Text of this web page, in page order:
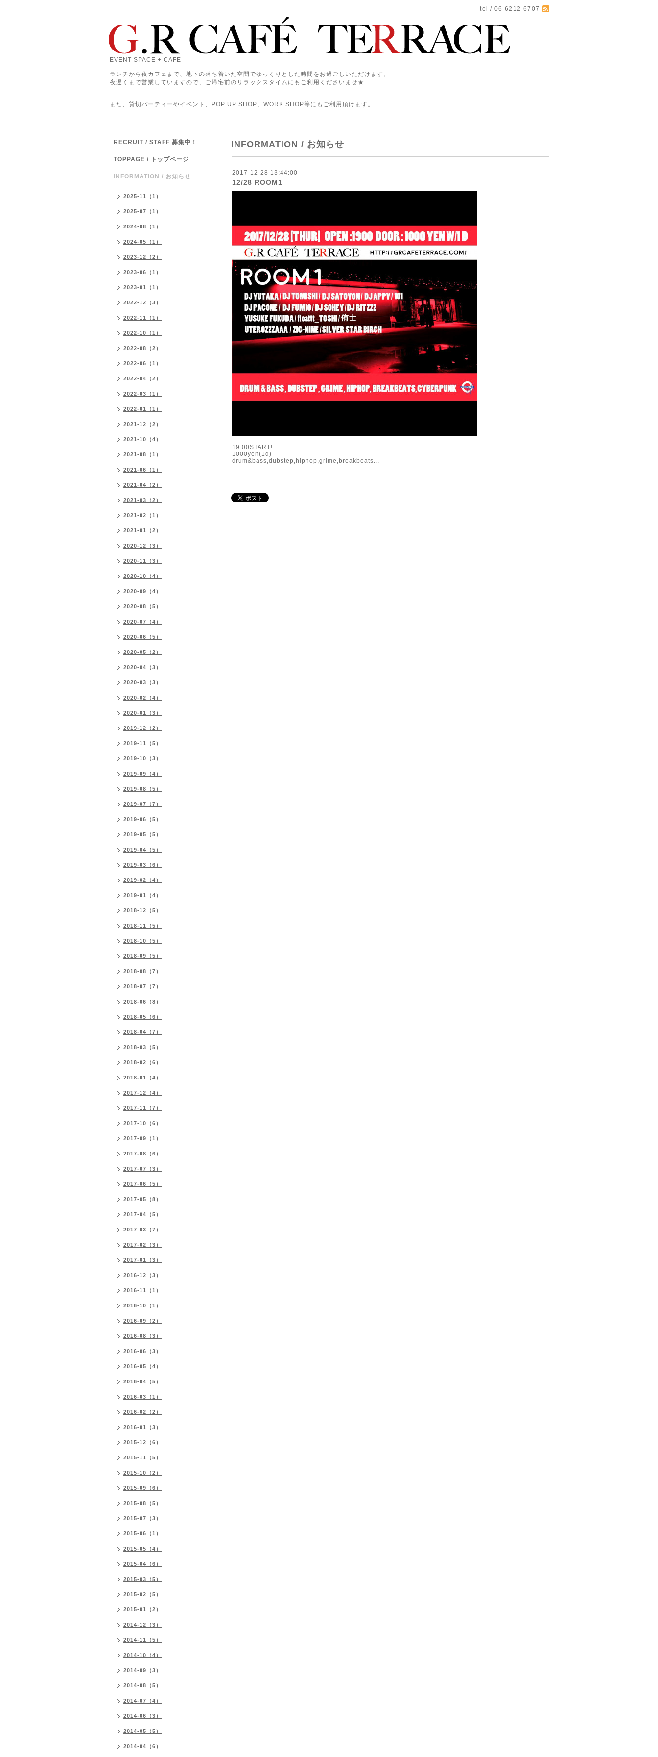
tel / 06-6212-6707
EVENT SPACE + CAFE
ランチから夜カフェまで、地下の落ち着いた空間でゆっくりとした時間をお過ごしいただけます。
夜遅くまで営業していますので、ご帰宅前のリラックスタイムにもご利用くださいませ★
また、貸切パーティーやイベント、POP UP SHOP、WORK SHOP等にもご利用頂けます。
INFORMATION / お知らせ
2017-12-28 13:44:00
12/28 ROOM1
19:00START!
1000yen(1d)
drum&bass,dubstep,hiphop,grime,breakbeats...
RECRUIT / STAFF 募集中！
TOPPAGE / トップページ
INFORMATION / お知らせ
2025-11（1）
2025-07（1）
2024-08（1）
2024-05（1）
2023-12（2）
2023-06（1）
2023-01（1）
2022-12（3）
2022-11（1）
2022-10（1）
2022-08（2）
2022-06（1）
2022-04（2）
2022-03（1）
2022-01（1）
2021-12（2）
2021-10（4）
2021-08（1）
2021-06（1）
2021-04（2）
2021-03（2）
2021-02（1）
2021-01（2）
2020-12（3）
2020-11（3）
2020-10（4）
2020-09（4）
2020-08（5）
2020-07（4）
2020-06（5）
2020-05（2）
2020-04（3）
2020-03（3）
2020-02（4）
2020-01（3）
2019-12（2）
2019-11（5）
2019-10（3）
2019-09（4）
2019-08（5）
2019-07（7）
2019-06（5）
2019-05（5）
2019-04（5）
2019-03（6）
2019-02（4）
2019-01（4）
2018-12（5）
2018-11（5）
2018-10（5）
2018-09（5）
2018-08（7）
2018-07（7）
2018-06（8）
2018-05（6）
2018-04（7）
2018-03（5）
2018-02（6）
2018-01（4）
2017-12（4）
2017-11（7）
2017-10（6）
2017-09（1）
2017-08（6）
2017-07（3）
2017-06（5）
2017-05（8）
2017-04（5）
2017-03（7）
2017-02（3）
2017-01（3）
2016-12（3）
2016-11（1）
2016-10（1）
2016-09（2）
2016-08（3）
2016-06（3）
2016-05（4）
2016-04（5）
2016-03（1）
2016-02（2）
2016-01（3）
2015-12（6）
2015-11（5）
2015-10（2）
2015-09（6）
2015-08（5）
2015-07（3）
2015-06（1）
2015-05（4）
2015-04（6）
2015-03（5）
2015-02（5）
2015-01（2）
2014-12（3）
2014-11（5）
2014-10（4）
2014-09（3）
2014-08（5）
2014-07（4）
2014-06（3）
2014-05（5）
2014-04（6）